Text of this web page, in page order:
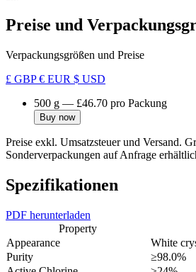
Preise und
Verpackungsgrößen und Preise
£ GBP€ EUR $ USD
500 g — £46.70 pro Packung
Buy now
Preise exkl. Umsatzsteuer und Versand.
Sonderverpackungen auf Anfrage
Spezifikationen
PDF herunterladen
Property
Appearance
White
Purity
≥98.0%